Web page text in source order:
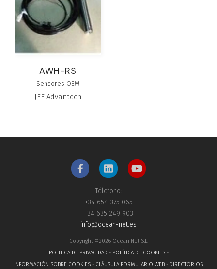
AWH-RS
Sensores OEM
JFE Advantech
Télefono:
+34 654 375 065
+34 635 249 903
info@ocean-net.es
Copyright ©2026 Ocean Net S.L.
POLÍTICA DE PRIVACIDAD - POLÍTICA DE COOKIES-
INFORMACIÓN SOBRE COOKIES - CLÁUSULA FORMULARIO WEB - DIRECTORIOS